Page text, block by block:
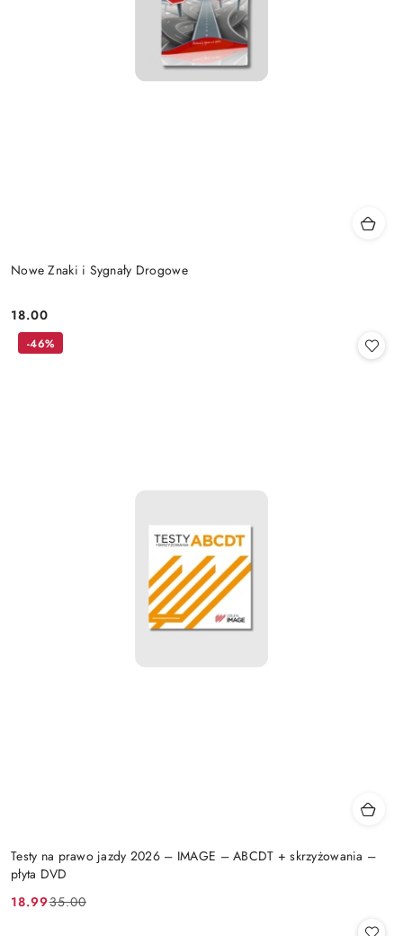
Nowe Znaki i Sygnały Drogowe
Cena:
18.00
Testy na prawo jazdy 2026 – IMAGE – ABCDT + skrzyżowania –
płyta DVD
Cena
18.99
Cena
35.00
-46%